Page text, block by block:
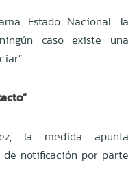
Estado Nacional, la
caso existe una
la medida apunta
notificación por parte